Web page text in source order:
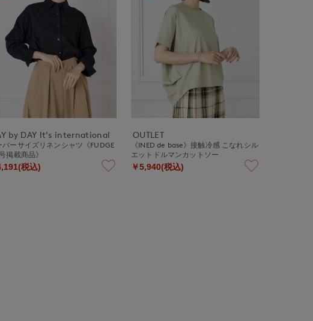
by DAY It's international
バーサイズリネンシャツ《FUDGE
掲載商品》
税込)
OUTLET
《INED de base》接触冷感 こなれシル
エットドルマンカットソー
￥5,940(税込)